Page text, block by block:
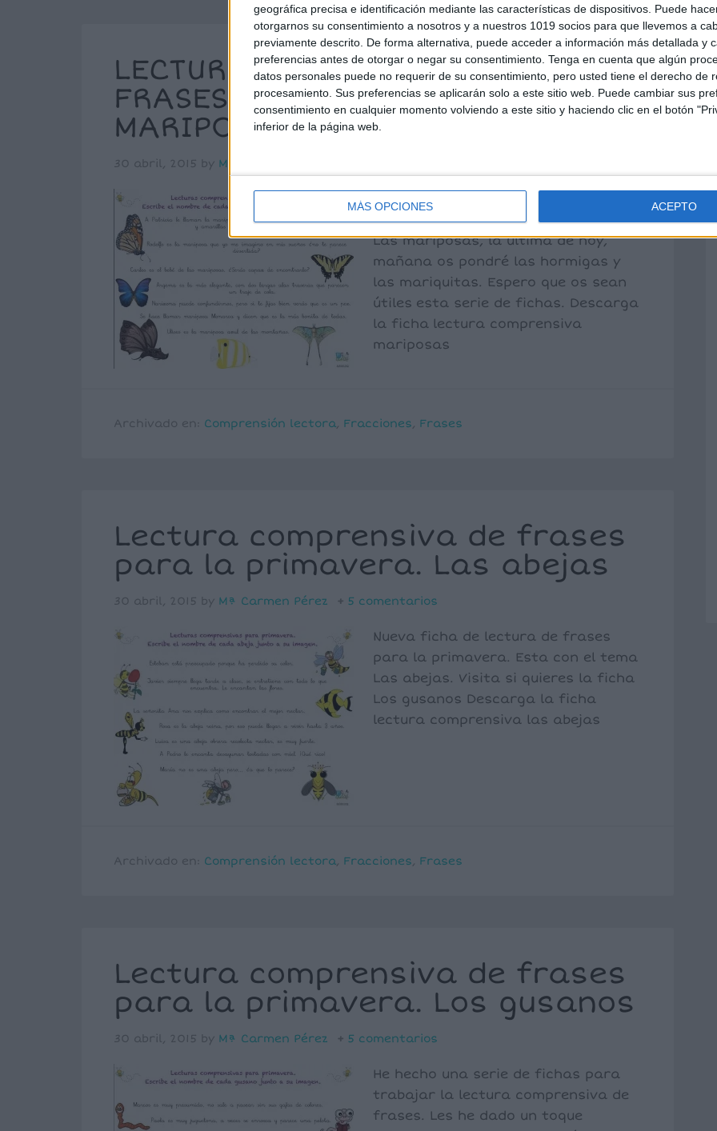
geográfica precisa e identificación mediante las características de dispositivos. Puede
otorgarnos su consentimiento a nosotros y a nuestros 1019 socios para que llevemos a
previamente descrito. De forma alternativa, puede acceder a información más detallada y
preferencias antes de otorgar o negar su consentimiento. Tenga en cuenta que algún
datos personales puede no requerir de su consentimiento, pero usted tiene el derecho de
procesamiento. Sus preferencias se aplicarán solo a este sitio web. Puede cambiar sus
consentimiento en cualquier momento volviendo a este sitio y haciendo clic en el botón
inferior de la página web.
MÁS OPCIONES ACEPTO
LECTURA COMPRENSIVA DE
FRASES PARA LA PRIMAVERA. LAS
MARIPOSAS
30 abril, 2015 by Mª Carmen Pérez
Sigo con la serie, ya tenemos Los
gusanos, Las abejas y ahora tocan
Las mariposas, la última de hoy,
mañana os pondré las hormigas y
las mariquitas. Espero que os sean
útiles esta serie de fichas. Descarga
la ficha lectura comprensiva
mariposas
Archivado en: Comprensión lectora, Fracciones, Frases
Lectura comprensiva de frases
para la primavera. Las abejas
30 abril, 2015 by Mª Carmen Pérez 5 comentarios
Nueva ficha de lectura de frases
para la primavera. Esta con el tema
Las abejas. Visita si quieres la ficha
Los gusanos Descarga la ficha
lectura comprensiva las abejas
Archivado en: Comprensión lectora, Fracciones, Frases
Lectura comprensiva de frases
para la primavera. Los gusanos
30 abril, 2015 by Mª Carmen Pérez 5 comentarios
He hecho una serie de fichas para
trabajar la lectura comprensiva de
frases. Les he dado un toque